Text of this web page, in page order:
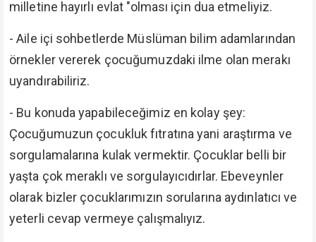
milletine hayırlı evlat "olması için dua etmeliyiz.
- Aile içi sohbetlerde Müslüman bilim adamlarından
örnekler vererek çocuğumuzdaki ilme olan merakı
uyandırabiliriz.
- Bu konuda yapabileceğimiz en kolay şey:
Çocuğumuzun çocukluk fıtratına yani araştırma ve
sorgulamalarına kulak vermektir. Çocuklar belli bir
yaşta çok meraklı ve sorgulayıcıdırlar. Ebeveynler
olarak bizler çocuklarımızın sorularına aydınlatıcı ve
yeterli cevap vermeye çalışmalıyız.